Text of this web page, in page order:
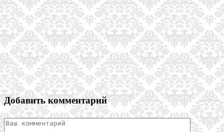
Добавить комментарий